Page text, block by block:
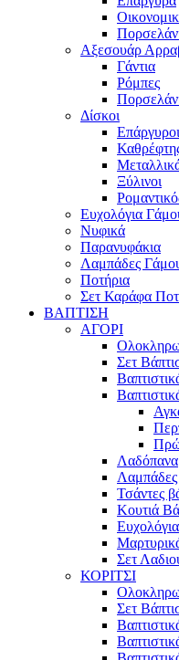
Αξεσουάρ
Γάντια
Ρόμπες
Δίσκοι
Επάργυροι
Ξύλινοι
Ευχολόγια
Νυφικά
Παρανυφάκια
Λαμπάδες
Ποτήρια
Σετ Καράφα
ΒΑΠΤΙΣΗ
ΑΓΟΡΙ
Σετ
Λαδόπανα
Λαμπάδες
Τσάντες
Κουτιά
Ευχολόγια
Σετ
ΚΟΡΙΤΣΙ
Σετ